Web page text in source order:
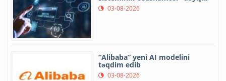
03-08-2026
“Alibaba” yeni AI modelini
təqdim edib
03-08-2026